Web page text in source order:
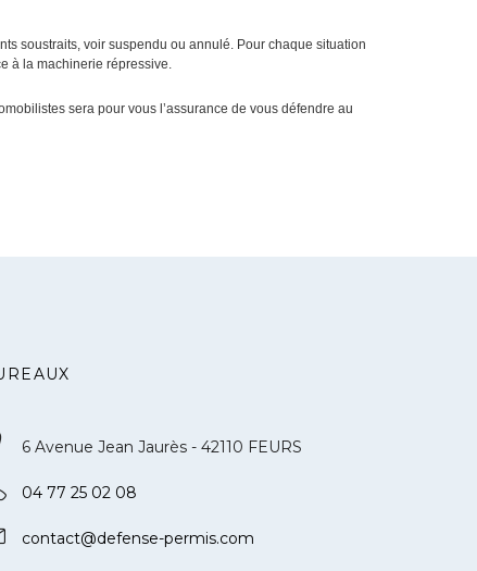
soustraits, voir suspendu ou annulé. Pour chaque situation
à la machinerie répressive.
sera pour vous l’assurance de vous défendre au
6 Avenue Jean Jaurès - 42110 FEURS
04 77 25 02 08
contact@defense-permis.com